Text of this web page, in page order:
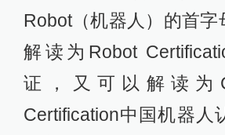
Robot（机器人）的首字
解读为Robot
证，又可以解读为
Certification中国机器人